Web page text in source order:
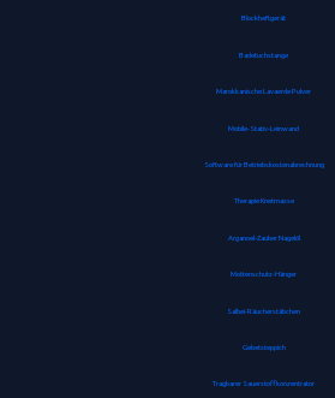
Blockheftgerät
Badetuchstange
Marokkanische Lavaerde Pulver
Mobile-Stativ-Leinwand
Software für Betriebskostenabrechnung
Therapie Knetmasse
Arganoel-Zauber Nagelöl
Mottenschutz-Hänger
Salbei-Räucherstäbchen
Gebetsteppich
Tragbarer Sauerstoffkonzentrator